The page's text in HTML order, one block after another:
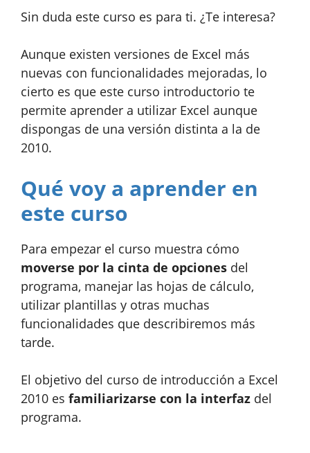
Sin duda este curso es para ti. ¿Te interesa?
Aunque existen versiones de Excel más
nuevas con funcionalidades mejoradas, lo
cierto es que este curso introductorio te
permite aprender a utilizar Excel aunque
dispongas de una versión distinta a la de
2010.
Qué voy a aprender en
este curso
Para empezar el curso muestra cómo
moverse por la cinta de opciones del
programa, manejar las hojas de cálculo,
utilizar plantillas y otras muchas
funcionalidades que describiremos más
tarde.
El objetivo del curso de introducción a Excel
2010 es familiarizarse con la interfaz del
programa.